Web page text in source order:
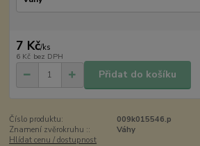
7 Kč/ks
6 Kč bez DPH
Přidat do košíku
Číslo produktu:
009k015546.p
Znamení zvěrokruhu ::
Váhy
Hlídat cenu / dostupnost